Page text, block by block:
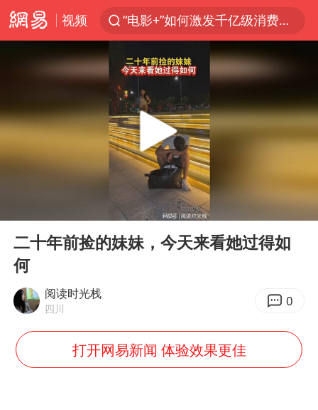
视频
“电影+”如何激发千亿级消费新活力？
台风白海豚加强
中国女篮70-67险胜尼日利亚女篮
四川宜宾高县4.9级地震致1死
出口禁令驱动有色板块大涨
秋天的第一杯奶茶到底有多火
国防部：中国军队坚决反制任何闹海挑衅图谋
38岁演员求职万岁山NPC成功
胡彦斌获《歌手2026》歌王
Play
二十年前捡的妹妹，今天来看她过得如
何
阅读时光栈
四川 0
打开网易新闻 体验效果更佳